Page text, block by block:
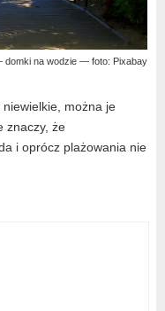
domki na wodzie — foto: Pixabay
można je
znaczy, że
i oprócz plażowania nie